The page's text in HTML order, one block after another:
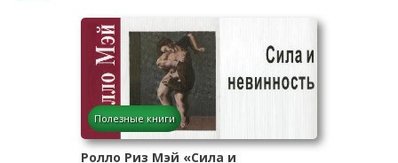
Полезные книги
Ролло Риз Мэй «Сила и